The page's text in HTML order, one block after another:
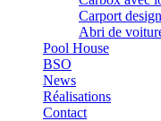
Carport design
Abri de
Pool House
BSO
News
Réalisations
Contact